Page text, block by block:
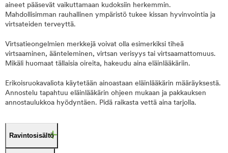
aineet pääsevät vaikuttamaan kudoksiin herkemmin.
Mahdollisimman rauhallinen ympäristö tukee kissan hyvinvointia ja
virtsateiden terveyttä.
Virtsatieongelmien merkkejä voivat olla esimerkiksi tiheä
virtsaaminen, äänteleminen, virtsan verisyys tai virtsaamattomuus.
Mikäli huomaat tällaisia oireita, hakeudu aina eläinlääkäriin.
Erikoisruokavaliota käytetään ainoastaan eläinlääkärin määräyksestä.
Annostelu tapahtuu eläinlääkärin ohjeen mukaan ja pakkauksen
annostaulukkoa hyödyntäen. Pidä raikasta vettä aina tarjolla.
Ravintosisältö